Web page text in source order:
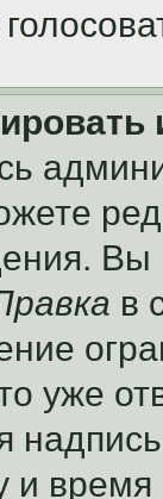
Вы
в
уже
и